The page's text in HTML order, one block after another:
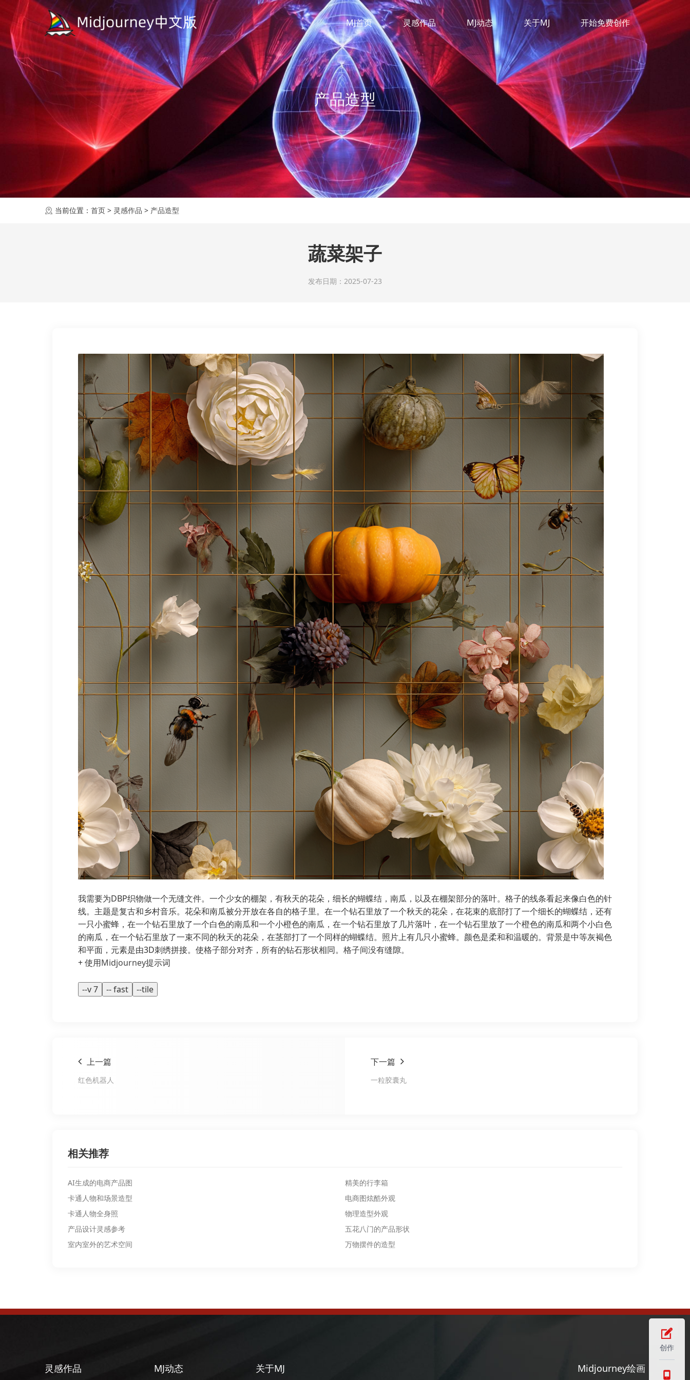
MJ首页 灵感作品 MJ动态 关于MJ 开始免费创作
产品造型
当前位置： 首页 > 灵感作品 > 产品造型
蔬菜架子
发布日期：2025-07-23
我需要为DBP织物做一个无缝文件。一个少女的棚架，有秋天的花朵，细长的蝴蝶结，南瓜，以及在棚架部分的落叶。格子的线条看起来像白色的针
线。主题是复古和乡村音乐。花朵和南瓜被分开放在各自的格子里。在一个钻石里放了一个秋天的花朵，在花束的底部打了一个细长的蝴蝶结，还有
一只小蜜蜂，在一个钻石里放了一个白色的南瓜和一个小橙色的南瓜，在一个钻石里放了几片落叶，在一个钻石里放了一个橙色的南瓜和两个小白色
的南瓜，在一个钻石里放了一束不同的秋天的花朵，在茎部打了一个同样的蝴蝶结。照片上有几只小蜜蜂。颜色是柔和和温暖的。背景是中等灰褐色
和平面，元素是由3D刺绣拼接。使格子部分对齐，所有的钻石形状相同。格子间没有缝隙。
+ 使用Midjourney提示词
--v 7 -- fast --tile
上一篇
红色机器人
下一篇
一粒胶囊丸
相关推荐
AI生成的电商产品图
精美的行李箱
卡通人物和场景造型
电商图炫酷外观
卡通人物全身照
物理造型外观
产品设计灵感参考
五花八门的产品形状
室内室外的艺术空间
万物摆件的造型
灵感作品 MJ动态 关于MJ Midjourney绘画
创作